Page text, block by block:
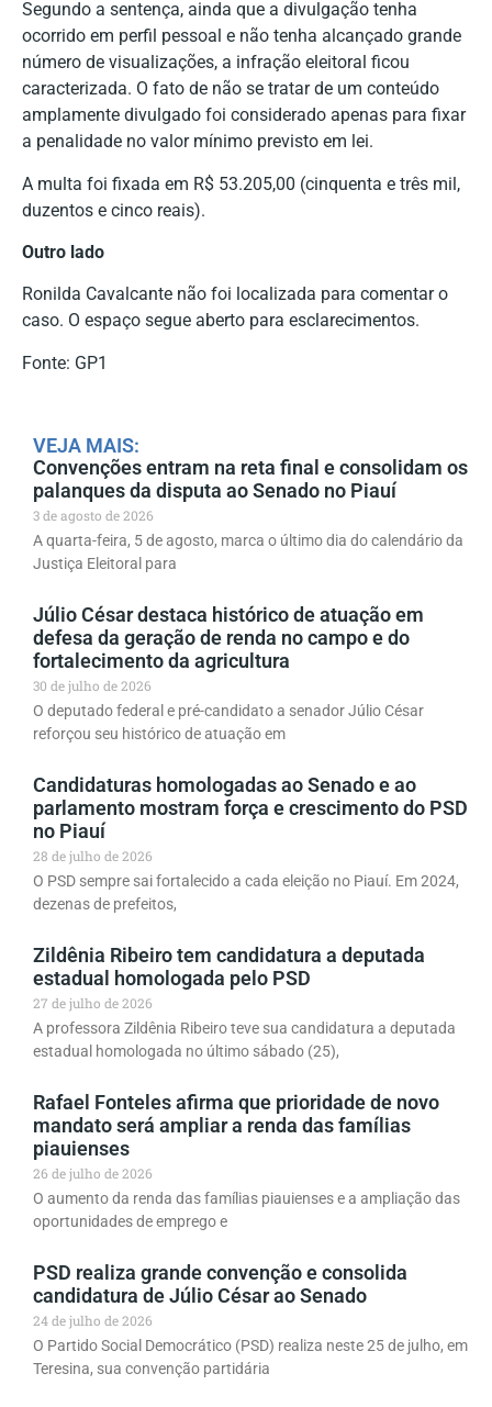
Segundo a sentença, ainda que a divulgação tenha
ocorrido em perfil pessoal e não tenha alcançado grande
número de visualizações, a infração eleitoral ficou
caracterizada. O fato de não se tratar de um conteúdo
amplamente divulgado foi considerado apenas para fixar
a penalidade no valor mínimo previsto em lei.
A multa foi fixada em R$ 53.205,00 (cinquenta e três mil,
duzentos e cinco reais).
Outro lado
Ronilda Cavalcante não foi localizada para comentar o
caso. O espaço segue aberto para esclarecimentos.
Fonte: GP1
VEJA MAIS:
Convenções entram na reta final e consolidam os
palanques da disputa ao Senado no Piauí
3 de agosto de 2026
A quarta-feira, 5 de agosto, marca o último dia do calendário da
Justiça Eleitoral para
Júlio César destaca histórico de atuação em
defesa da geração de renda no campo e do
fortalecimento da agricultura
30 de julho de 2026
O deputado federal e pré-candidato a senador Júlio César
reforçou seu histórico de atuação em
Candidaturas homologadas ao Senado e ao
parlamento mostram força e crescimento do PSD
no Piauí
28 de julho de 2026
O PSD sempre sai fortalecido a cada eleição no Piauí. Em 2024,
dezenas de prefeitos,
Zildênia Ribeiro tem candidatura a deputada
estadual homologada pelo PSD
27 de julho de 2026
A professora Zildênia Ribeiro teve sua candidatura a deputada
estadual homologada no último sábado (25),
Rafael Fonteles afirma que prioridade de novo
mandato será ampliar a renda das famílias
piauienses
26 de julho de 2026
O aumento da renda das famílias piauienses e a ampliação das
oportunidades de emprego e
PSD realiza grande convenção e consolida
candidatura de Júlio César ao Senado
24 de julho de 2026
O Partido Social Democrático (PSD) realiza neste 25 de julho, em
Teresina, sua convenção partidária